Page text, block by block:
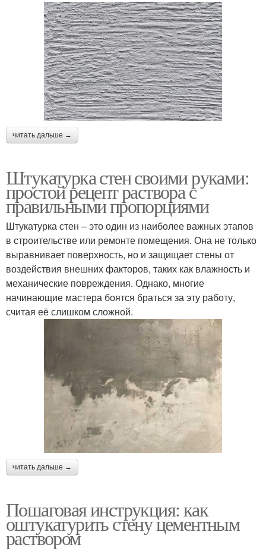
читать дальше →
Штукатурка стен своими руками:
простой рецепт раствора с
правильными пропорциями
Штукатурка стен – это один из наиболее важных этапов
в строительстве или ремонте помещения. Она не только
выравнивает поверхность, но и защищает стены от
воздействия внешних факторов, таких как влажность и
механические повреждения. Однако, многие
начинающие мастера боятся браться за эту работу,
считая её слишком сложной.
читать дальше →
Пошаговая инструкция: как
оштукатурить стену цементным
раствором